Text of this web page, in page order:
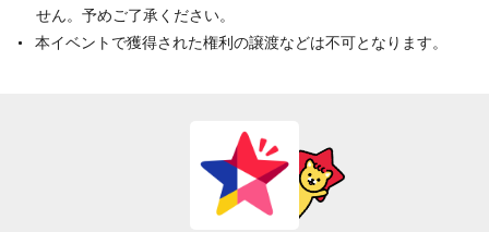
せん。予めご了承ください。
本イベントで獲得された権利の譲渡などは不可となります。